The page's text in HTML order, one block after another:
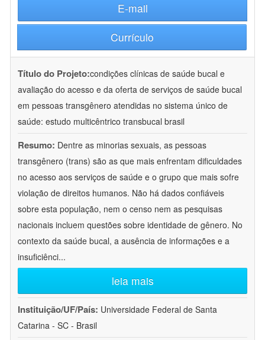
E-mail
Currículo
Título do Projeto:condições clínicas de saúde bucal e
avaliação do acesso e da oferta de serviços de saúde bucal
em pessoas transgênero atendidas no sistema único de
saúde: estudo multicêntrico transbucal brasil
Resumo: Dentre as minorias sexuais, as pessoas
transgênero (trans) são as que mais enfrentam dificuldades
no acesso aos serviços de saúde e o grupo que mais sofre
violação de direitos humanos. Não há dados confiáveis
sobre esta população, nem o censo nem as pesquisas
nacionais incluem questões sobre identidade de gênero. No
contexto da saúde bucal, a ausência de informações e a
insuficiênci...
leia mais
Instituição/UF/País: Universidade Federal de Santa
Catarina - SC - Brasil